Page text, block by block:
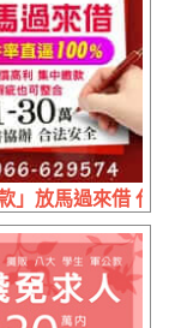
繳款最低利 軍人
」放馬過來借 代